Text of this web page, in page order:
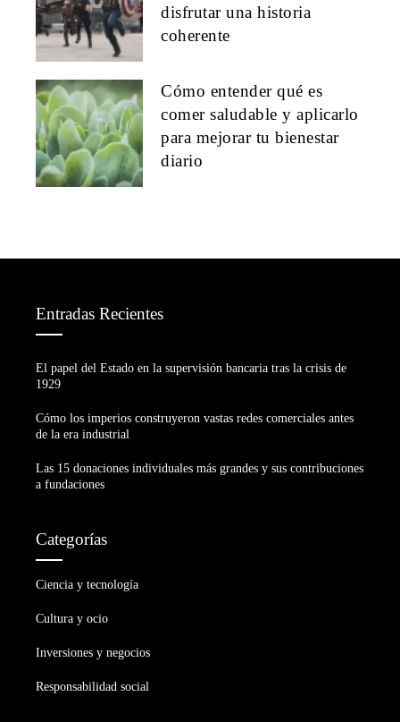
disfrutar una historia
coherente
Cómo entender qué es
comer saludable y aplicarlo
para mejorar tu bienestar
diario
Entradas Recientes
El papel del Estado en la supervisión bancaria tras la crisis de
1929
Cómo los imperios construyeron vastas redes comerciales antes
de la era industrial
Las 15 donaciones individuales más grandes y sus contribuciones
a fundaciones
Categorías
Ciencia y tecnología
Cultura y ocio
Inversiones y negocios
Responsabilidad social